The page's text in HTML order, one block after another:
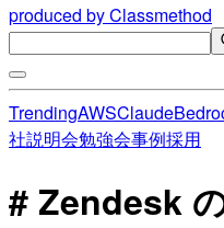
produced by Classmethod
TrendingAWSClaude
社説明会勉強会事例採用
# Zendesk